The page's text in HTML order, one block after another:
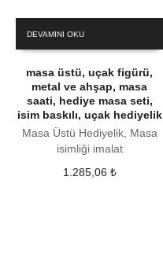
DEVAMINI OKU
masa üstü, uçak figürü,
metal ve ahşap, masa
saati, hediye masa seti,
isim baskılı, uçak hediyelik
Masa Üstü Hediyelik, Masa
isimliği imalat
1.285,06 ₺